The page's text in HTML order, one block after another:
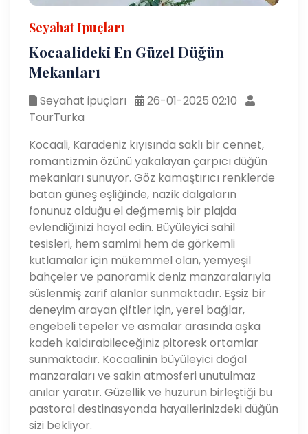
Seyahat Ipuçları
Kocaalideki En Güzel Düğün
Mekanları
Seyahat ipuçları
26-01-2025 02:10
TourTurka
Kocaali, Karadeniz kıyısında saklı bir cennet,
romantizmin özünü yakalayan çarpıcı düğün
mekanları sunuyor. Göz kamaştırıcı renklerde
batan güneş eşliğinde, nazik dalgaların
fonunuz olduğu el değmemiş bir plajda
evlendiğinizi hayal edin. Büyüleyici sahil
tesisleri, hem samimi hem de görkemli
kutlamalar için mükemmel olan, yemyeşil
bahçeler ve panoramik deniz manzaralarıyla
süslenmiş zarif alanlar sunmaktadır. Eşsiz bir
deneyim arayan çiftler için, yerel bağlar,
engebeli tepeler ve asmalar arasında aşka
kadeh kaldırabileceğiniz pitoresk ortamlar
sunmaktadır. Kocaalinin büyüleyici doğal
manzaraları ve sakin atmosferi unutulmaz
anılar yaratır. Güzellik ve huzurun birleştiği bu
pastoral destinasyonda hayallerinizdeki düğün
sizi bekliyor.